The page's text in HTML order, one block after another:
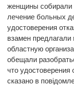
женщины собирали
лечение больных
удостоверения
взамен
областную
обещали
что
сказано в